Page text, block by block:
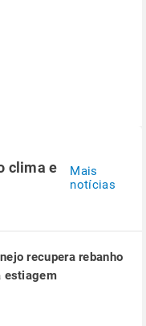
clima e
Mais
notícias
recupera rebanho
estiagem